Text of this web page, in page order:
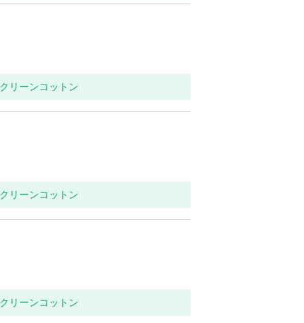
リーンコットン
リーンコットン
リーンコットン